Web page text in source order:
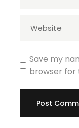
Save my
browser for
Post